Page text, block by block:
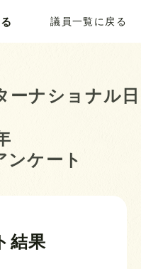
議員一覧に戻る
ーナショナル日
ンケート
結果